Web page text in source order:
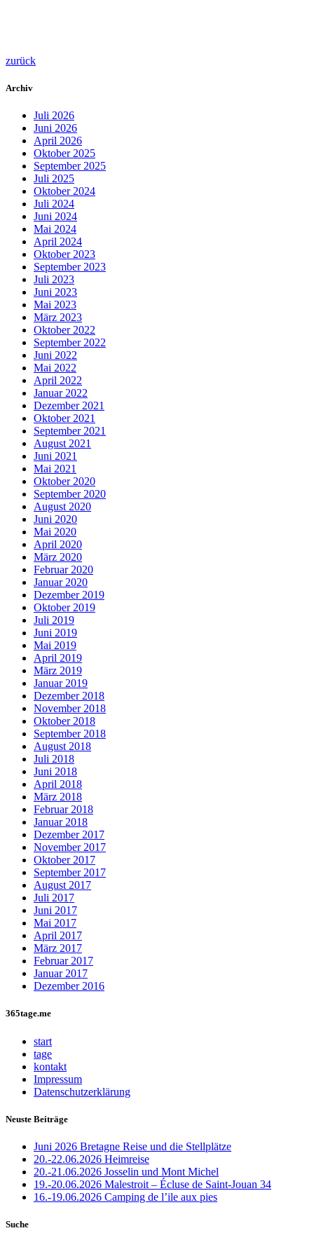
zurück
Archiv
Juli 2026
Juni 2026
April 2026
Oktober 2025
September 2025
Juli 2025
Oktober 2024
Juli 2024
Juni 2024
Mai 2024
April 2024
Oktober 2023
September 2023
Juli 2023
Juni 2023
Mai 2023
März 2023
Oktober 2022
September 2022
Juni 2022
Mai 2022
April 2022
Januar 2022
Dezember 2021
Oktober 2021
September 2021
August 2021
Juni 2021
Mai 2021
Oktober 2020
September 2020
August 2020
Juni 2020
Mai 2020
April 2020
März 2020
Februar 2020
Januar 2020
Dezember 2019
Oktober 2019
Juli 2019
Juni 2019
Mai 2019
April 2019
März 2019
Januar 2019
Dezember 2018
November 2018
Oktober 2018
September 2018
August 2018
Juli 2018
Juni 2018
April 2018
März 2018
Februar 2018
Januar 2018
Dezember 2017
November 2017
Oktober 2017
September 2017
August 2017
Juli 2017
Juni 2017
Mai 2017
April 2017
März 2017
Februar 2017
Januar 2017
Dezember 2016
365tage.me
start
tage
kontakt
Impressum
Datenschutzerklärung
Neuste Beiträge
Juni 2026 Bretagne Reise und die Stellplätze
20.-22.06.2026 Heimreise
20.-21.06.2026 Josselin und Mont Michel
19.-20.06.2026 Malestroit – Écluse de Saint-Jouan 34
16.-19.06.2026 Camping de l’ile aux pies
Suche